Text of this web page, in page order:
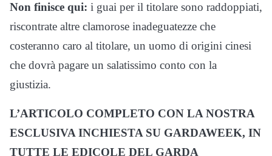
Non finisce qui: i guai per il titolare sono raddoppiati,
riscontrate altre clamorose inadeguatezze che
costeranno caro al titolare, un uomo di origini cinesi
che dovrà pagare un salatissimo conto con la
giustizia.
L’ARTICOLO COMPLETO CON LA NOSTRA
ESCLUSIVA INCHIESTA SU GARDAWEEK, IN
TUTTE LE EDICOLE DEL GARDA